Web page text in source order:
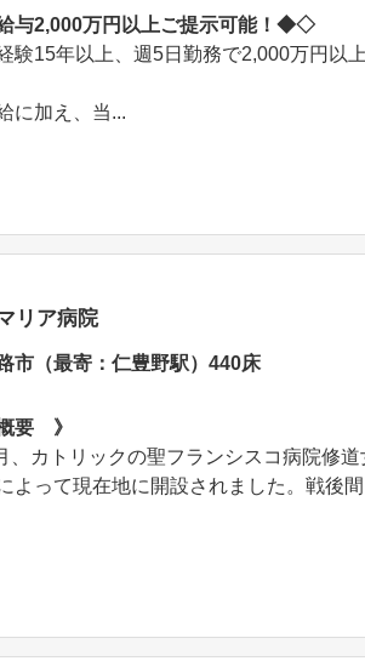
2,000万円以上ご提示可能！◆◇
験15年以上、週5日勤務で2,000万円以
に加え、当...
リア病院
市（最寄：仁豊野駅）440床
要 》
、カトリックの聖フランシスコ病院修
よって現在地に開設されました。戦後